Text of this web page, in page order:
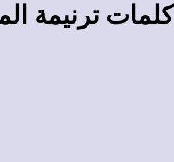
كلمات ترنيمة